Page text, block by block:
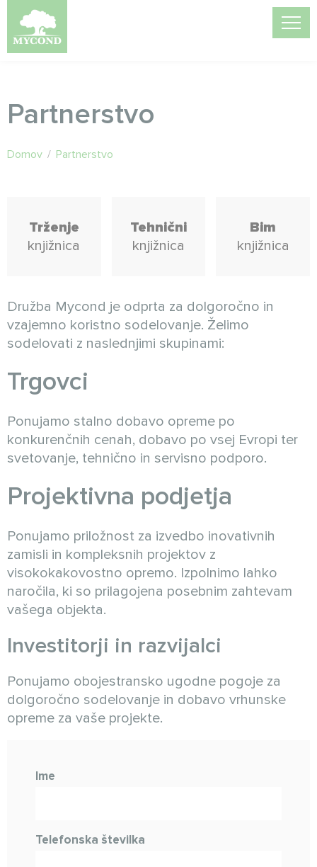
Partnerstvo
Domov / Partnerstvo
Trženje
knjižnica
Tehnični
knjižnica
Bim
knjižnica
Družba Mycond je odprta za dolgoročno in
vzajemno koristno sodelovanje. Želimo
sodelovati z naslednjimi skupinami:
Trgovci
Ponujamo stalno dobavo opreme po
konkurenčnih cenah, dobavo po vsej Evropi ter
svetovanje, tehnično in servisno podporo.
Projektivna podjetja
Ponujamo priložnost za izvedbo inovativnih
zamisli in kompleksnih projektov z
visokokakovostno opremo. Izpolnimo lahko
naročila, ki so prilagojena posebnim zahtevam
vašega objekta.
Investitorji in razvijalci
Ponujamo obojestransko ugodne pogoje za
dolgoročno sodelovanje in dobavo vrhunske
opreme za vaše projekte.
Ime
Telefonska številka